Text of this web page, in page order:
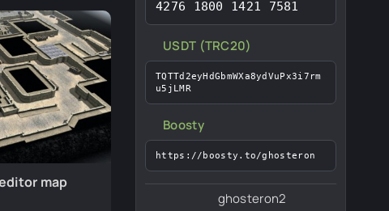
map
4276 1800 1421 7581
USDT (TRC20)
TQTTd2eyHdGbmWXa8ydVuPx3i7rm
u5jLMR
Boosty
https://boosty.to/ghosteron
ghosteron2